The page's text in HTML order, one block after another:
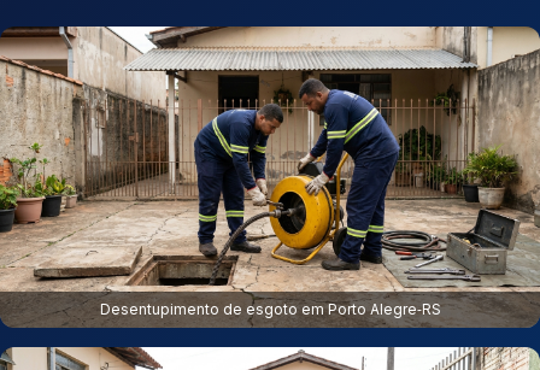
Desentupimento de esgoto em Porto Alegre‑RS